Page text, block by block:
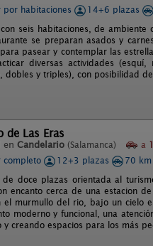
por habitaciones
14+6 plazas
seis habitaciones, de
se preparan asados y
pasear y contemplar las
diversas actividades
dobles y triples), con posibilidad
de Las Eras
en Candelario (Salamanca) a
completo
12+3 plazas
70 km
de doce plazas orientada al
encanto cerca de una estacion
el murmullo del rio, bajo un cielo
moderno y funcional, una
y creando espacios para los más